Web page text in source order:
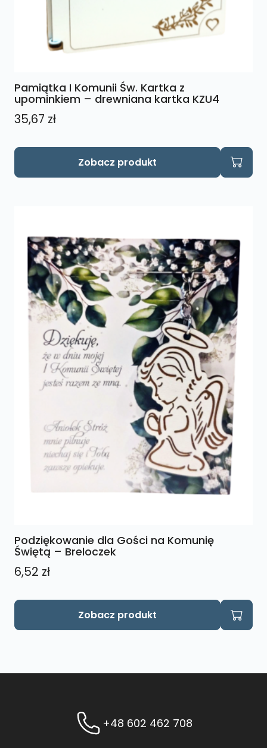
Pamiątka I Komunii Św. Kartka z
upominkiem – drewniana kartka KZU4
35,67 zł
Zobacz produkt
Podziękowanie dla Gości na Komunię
Świętą – Breloczek
6,52 zł
Zobacz produkt
+48 602 462 708